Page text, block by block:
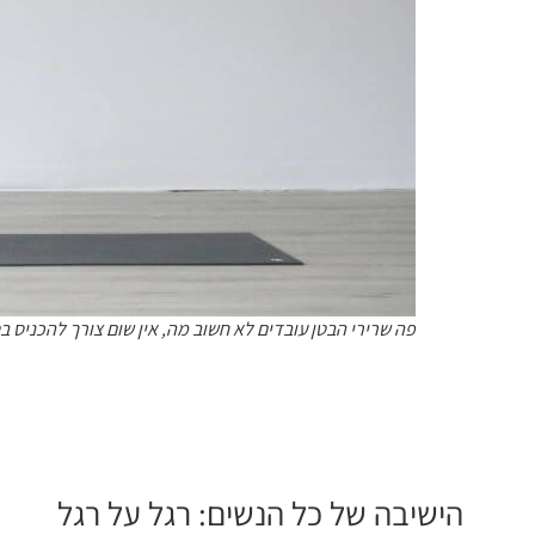
פה שרירי הבטן עובדים לא חשוב מה, אין שום צורך להכניס
הישיבה של כל הנשים: רגל על רגל